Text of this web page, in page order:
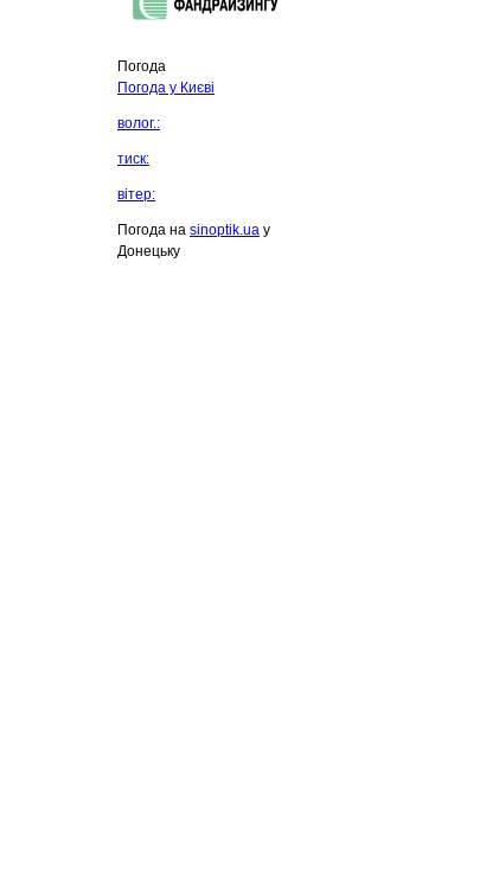
Погода
Погода у Києві
волог.:
тиск:
вітер:
Погода на sinoptik.ua у
Донецьку